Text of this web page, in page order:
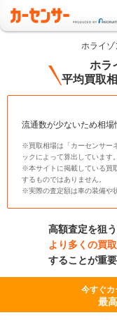
ホライゾ
ホラ
平均買取
流通数が少ないため相場
※買取相場は「カーセンサー
ックによって算出しています。
※本サイトに掲載している買
するものではありません。
※実際の査定額は車の装備や
高額査定を狙う
より多くの買
することが重要
今すぐカ
最